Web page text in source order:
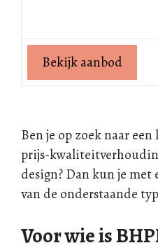
Bekijk aanbod
Ben je op zoek naar
prijs-
design? Dan kun je met
van de onderstaande
Voor wie is